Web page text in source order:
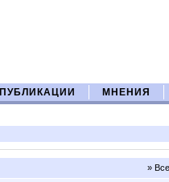
ПУБЛИКАЦИИ МНЕНИЯ
»